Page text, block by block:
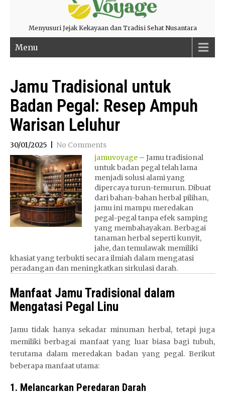
Menyusuri Jejak Kekayaan dan Tradisi Sehat Nusantara
Menu
Jamu Tradisional untuk
Badan Pegal: Resep Ampuh
Warisan Leluhur
30/01/2025
No Comments
jamuvoyage– Jamu tradisional
untuk badan pegal telah lama
menjadi solusi alami yang
dipercaya turun-temurun. Dibuat
dari bahan-bahan herbal pilihan,
jamu ini mampu meredakan
pegal-pegal tanpa efek samping
yang membahayakan. Berbagai
tanaman herbal seperti kunyit,
jahe, dan temulawak memiliki
khasiat yang terbukti secara ilmiah dalam mengatasi
peradangan dan meningkatkan sirkulasi darah.
Manfaat Jamu Tradisional dalam
Mengatasi Pegal Linu
Jamu tidak hanya sekadar minuman herbal, tetapi juga
memiliki berbagai manfaat yang luar biasa bagi tubuh,
terutama dalam meredakan badan yang pegal. Berikut
beberapa manfaat utama:
1. Melancarkan Peredaran Darah